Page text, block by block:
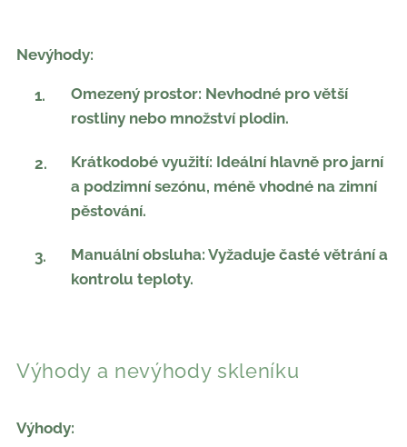
Nevýhody:
Omezený prostor: Nevhodné pro větší
rostliny nebo množství plodin.
Krátkodobé využití: Ideální hlavně pro jarní
a podzimní sezónu, méně vhodné na zimní
pěstování.
Manuální obsluha: Vyžaduje časté větrání a
kontrolu teploty.
Výhody a nevýhody skleníku
Výhody: